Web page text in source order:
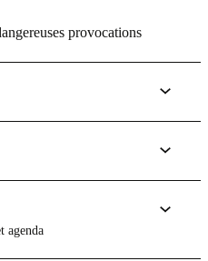
provocations
agenda